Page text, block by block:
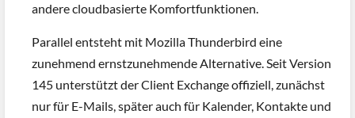
andere cloudbasierte Komfortfunktionen.
Parallel entsteht mit Mozilla Thunderbird eine
zunehmend ernstzunehmende Alternative. Seit Version
145 unterstützt der Client Exchange offiziell, zunächst
nur für E-Mails, später auch für Kalender, Kontakte und